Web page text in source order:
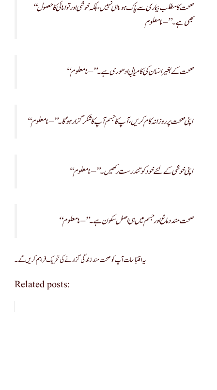
“صحت کا مطلب بیماری سے پاک ہونا ہی نہیں، بلکہ خوشی اور توانائی کا حصول
بھی ہے۔” – نامعلوم
“صحت کے بغیر انسان کی کامیابی ادھوری ہے۔” – نامعلوم
“اپنی صحت پر روزانہ کام کریں، آپ کا جسم آپ کا شکر گزار ہوگا۔” – نامعلوم
“اپنی خوشی کے لئے خود کو تندرست رکھیں۔” – نامعلوم
“صحت مند دماغ اور جسم میں ہی اصل سکون ہے۔” – نامعلوم
یہ اقتباسات آپ کو صحت مند زندگی گزارنے کی تحریک فراہم کریں گے۔
Related posts: